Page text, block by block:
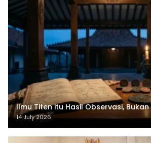
Ilmu Titen itu Hasil Observasi,
14 July 2026